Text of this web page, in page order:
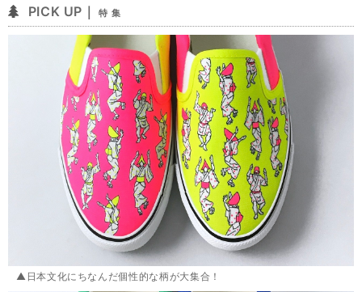
PICK UP｜ 特 集
▲日本文化にちなんだ個性的な柄が大集合！